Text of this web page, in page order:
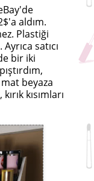
aldım.
Plastiği
satıcı
bir iki
beyaza
kısımları